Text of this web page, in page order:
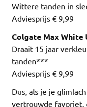
Wittere tanden in
Adviesprijs € 9,99
Colgate Max White
Draait 15 jaar
tanden***
Adviesprijs € 9,99
Dus, als je je
vertrouwde favoriet,